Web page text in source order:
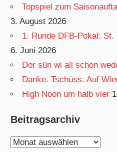
Topspiel zum
3. August 2026
1. Runde DFB-Pokal:
6. Juni 2026
Dor sün wi all schon
Danke. Tschüss. Auf
High Noon um halb vier
Beitragsarchiv
Beitragsarchiv